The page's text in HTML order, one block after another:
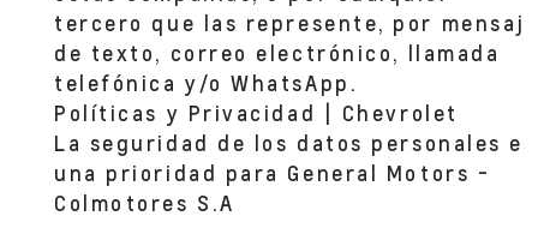
tercero que las represente, por
de texto, correo electrónico, llamada
telefónica y/o WhatsApp.
Políticas y Privacidad | Chevrolet
La seguridad de los datos personales es
una prioridad para General Motors -
Colmotores S.A